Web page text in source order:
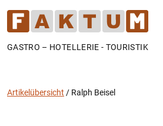
GASTRO – HOTELLERIE - TOURISTIK
Artikelübersicht / Ralph Beisel